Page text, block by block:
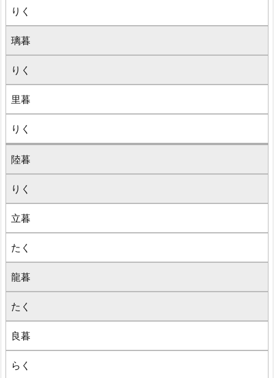
りく
璃暮
りく
里暮
りく
陸暮
りく
立暮
たく
龍暮
たく
良暮
らく